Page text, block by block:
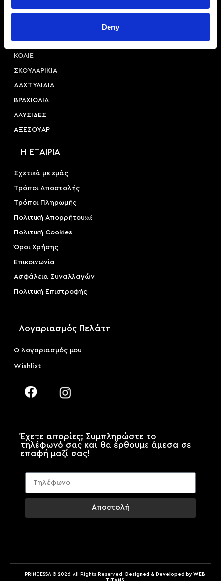
Deny
ΚΟΛΙΕ
ΣΚΟΥΛΑΡΙΚΙΑ
ΔΑΧΤΥΛΙΔΙΑ
ΒΡΑΧΙΟΛΙΑ
ΑΛΥΣΙΔΕΣ
ΑΞΕΣΟΥAΡ
Η ΕΤΑΙΡΙΑ
Σχετικά με εμάς
Τρόποι Αποστολής
Τρόποι Πληρωμής
Πολιτική Απορρήτου￼
Πολιτική Cookies
Όροι Χρήσης
Επικοινωνία
Ασφάλεια Συναλλαγών
Πολιτική Επιστροφής
Λογαριασμός Πελάτη
Ο λογαριασμός μου
Wishlist
Έχετε απορίες; Συμπληρώστε το
τηλέφωνό σας και θα έρθουμε άμεσα σε
επαφή μαζί σας!
Αποστολή
PRINCESSA © 2026. All Rights Reserved.
Designed & Developed by WEB
TITANS